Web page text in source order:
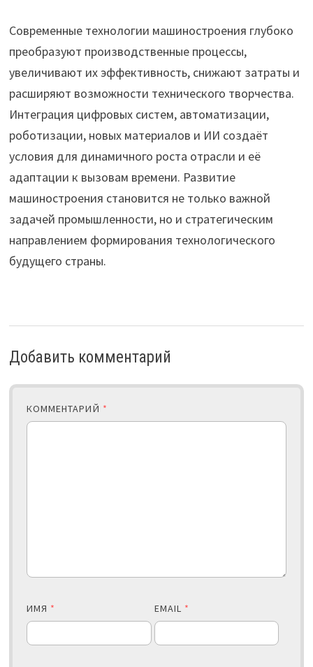
Современные технологии машиностроения глубоко
преобразуют производственные процессы,
увеличивают их эффективность, снижают затраты и
расширяют возможности технического творчества.
Интеграция цифровых систем, автоматизации,
роботизации, новых материалов и ИИ создаёт
условия для динамичного роста отрасли и её
адаптации к вызовам времени. Развитие
машиностроения становится не только важной
задачей промышленности, но и стратегическим
направлением формирования технологического
будущего страны.
Добавить комментарий
КОММЕНТАРИЙ *
ИМЯ * EMAIL *